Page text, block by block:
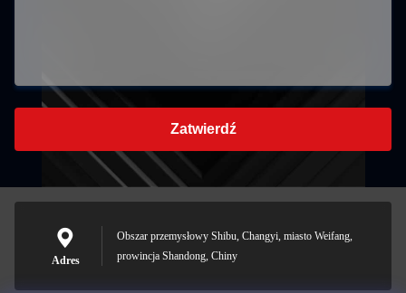
Zatwierdź
Adres
Obszar przemysłowy Shibu, Changyi, miasto Weifang,
prowincja Shandong, Chiny